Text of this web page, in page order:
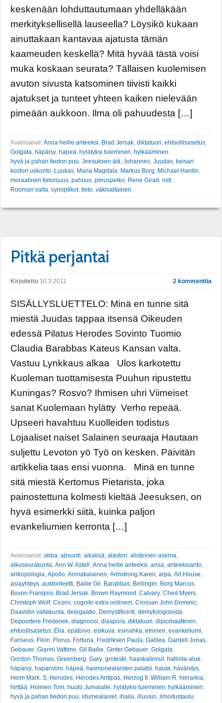
keskenään lohduttautumaan yhdelläkään
merkityksellisellä lauseella? Löysikö kukaan
ainuttakaan kantavaa ajatusta tämän
kaameuden keskellä? Mitä hyvää tästä voisi
muka koskaan seurata? Tällaisen kuolemisen
avuton sivusta katsominen tiivisti kaikki
ajatukset ja tunteet yhteen kaiken nielevään
pimeään aukkoon. Ilma oli pahuudesta […]
Avainsanat: Anna heille anteeksi Brad Jersak diktatuuri ehtoollisasetus
Golgata häpäisy häpeä hylätyksi tuleminen hylkääminen
hyvä ja pahan tiedon puu Jeesuksen äiti Johannes Juudas keisari
koston uskonto Luukas Maria Magdala Markus Borg Michael Hardin
moraalinen tietoisuus pahuus peruspelko Rene Girad risti
Rooman valta synoptikot, tieto väkivaltainen
Pitkä perjantai
Kirjoitettu 10.3.2011 2 kommenttia
SISÄLLYSLUETTELO: Minä en tunne sitä
miestä Juudas tappaa itsensä Oikeuden
edessä Pilatus Herodes Sovinto Tuomio
Claudia Barabbas Kateus Kansan valta.
Vastuu Lynkkaus alkaa Ulos karkotettu
Kuoleman tuottamisesta Puuhun ripustettu
Kuningas? Rosvo? Ihmisen uhri Viimeiset
sanat Kuolemaan hylätty Verho repeää.
Upseeri havahtuu Kuolleiden todistus
Lojaaliset naiset Salainen seuraaja Hautaan
suljettu Levoton yö Työ on kesken. Päivitän
artikkelia taas ensi vuonna. Minä en tunne
sitä miestä Kertomus Pietarista, joka
painostettuna kolmesti kieltää Jeesuksen, on
hyvä esimerkki siitä, kuinka paljon
evankeliumien kerronta […]
Avainsanat: abba, absurdi, aikalisä, alaston, alisteinen asema,
alkuseurakunta, Ann W. Astell , Anna heille anteeksi, ansa, anteeksianto,
antropologia, Apollo, Arimatialainen, Armstrong Karen, arpa, Art House,
asiayhteys, auktoriteetti, Bailie Gil , Barabbas, Bellinger, Borg Marcus,
Bovon Franqois, Brad Jersak, Brown Raymond , Calvary, Ched Myers,
Christoph Wolf, Cicero, cognito extra ordinem, Crossan John Dominic,
Daavidin valtakunta, delegaatio, Demystifiointi, demytologisoida,
Depoortere Frederiek, diagnoosi, diaspora, diktatuuri, diplomaattinen,
ehtoollisasetus, Elia, epätoivo, esikuva, esinahka, etninen, evankeliumi,
Fariseus, Filon, Florus, Fortuna, Fredriksen Paula, Galilea, Gardell Jonas,
Gebauer, Gianni Vattimo, Gil Bailie, Ginter Gebauer, Golgata,
Gordon Thomas, Greenberg. Gary, groteski, haaskalinnut, hallinta-alue,
häpäisy, hapanviini, häpeä, hasmonealaisten palatsi, hauta, häväistys,
Heim Mark. S, Herodes, Herodes Antipas, Herzog II. William R, hierarkia,
hirttää, Holmen Tom, huuto Jumalalle, hylätyksi tuleminen, hylkääminen,
hyvä ja pahan tiedon puu, idumealaiset, ihailu, illuusio, ilmoitustaulu,